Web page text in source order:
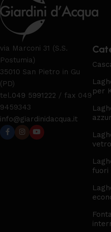
via Marconi 31 (S.S.
Postumia)
35010 San Pietro in Gu
(PD)
tel.049 5991222 / fax 049
9459343
info@giardinidacqua.it
per
fuori